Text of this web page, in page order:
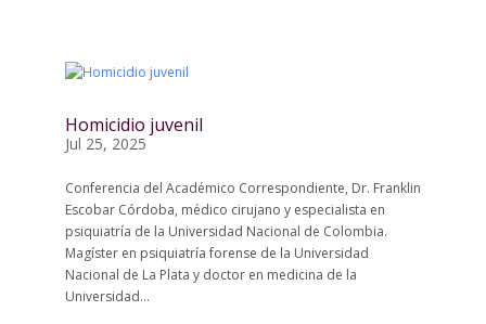
Homicidio juvenil
Jul 25, 2025
Conferencia del Académico Correspondiente, Dr. Franklin
Escobar Córdoba, médico cirujano y especialista en
psiquiatría de la Universidad Nacional de Colombia.
Magíster en psiquiatría forense de la Universidad
Nacional de La Plata y doctor en medicina de la
Universidad...